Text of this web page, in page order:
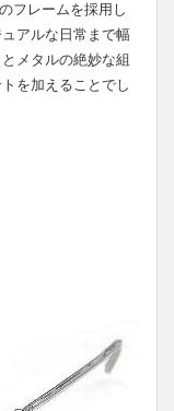
フレームを採用し
アルな日常まで幅
メタルの絶妙な組
を加えることでし